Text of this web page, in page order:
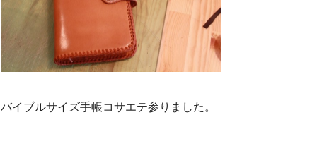
バイブルサイズ手帳コサエテ参りました。